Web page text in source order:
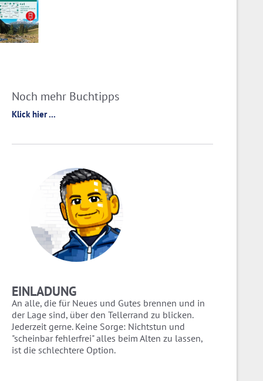
Noch mehr Buchtipps
Klick hier ...
EINLADUNG
An alle, die für Neues und Gutes brennen und in
der Lage sind, über den Tellerrand zu blicken.
Jederzeit gerne. Keine Sorge: Nichtstun und
"scheinbar fehlerfrei" alles beim Alten zu lassen,
ist die schlechtere Option.